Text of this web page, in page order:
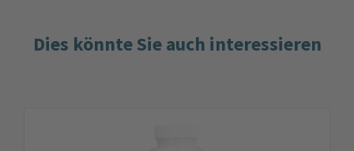
Dies könnte Sie auch interessieren